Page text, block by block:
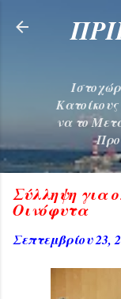
να το
Σύλληψη για
Οινόφυτα
Σεπτεμβρίου 23,